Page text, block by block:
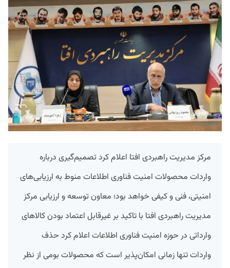
مرکز مدیریت راهبردی افتا اعلام کرد تصمیم‌گیری درباره
واردات محصولات امنیت فناوری اطلاعات منوط به ارزیابی‌های
امنیتی، فنی و کیفی خواهد بود؛ معاون توسعه و ارزیابی مرکز
مدیریت راهبردی افتا با تاکید بر غیرقابل اعتماد بودن کالاهای
وارداتی در حوزه امنیت فناوری اطلاعات اعلام کرد حذف
واردات تنها زمانی امکان‌پذیر است که محصولات بومی از نظر